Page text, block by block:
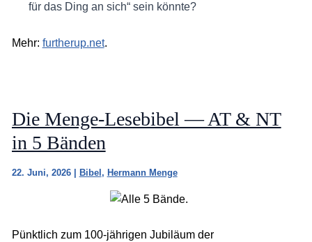
für das Ding an sich“ sein könnte?
Mehr: furtherup.net.
Die Menge-Lesebibel — AT & NT
in 5 Bänden
22. Juni, 2026 | Bibel, Hermann Menge
Pünktlich zum 100-jährigen Jubiläum der